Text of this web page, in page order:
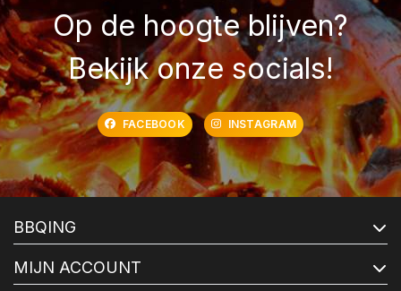
Op de hoogte blijven?
Bekijk onze socials!
FACEBOOK INSTAGRAM
BBQING
MIJN ACCOUNT